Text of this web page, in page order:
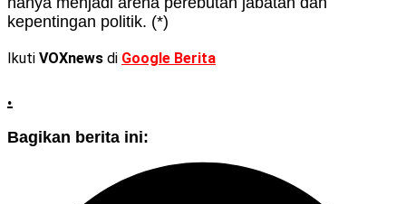
kepentingan politik. (*)
Ikuti VOXnews di Google Berita
.
Bagikan berita ini: